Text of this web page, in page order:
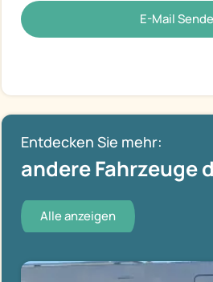
E-Mail
Entdecken Sie mehr:
andere Fahrzeuge
Alle anzeigen